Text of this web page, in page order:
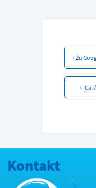
+ Zu
+ iCal
Kontakt